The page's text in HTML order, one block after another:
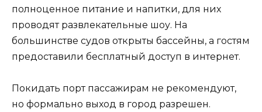
полноценное питание и напитки, для них
проводят развлекательные шоу. На
большинстве судов открыты бассейны, а гостям
предоставили бесплатный доступ в интернет.
Покидать порт пассажирам не рекомендуют,
но формально выход в город разрешен.